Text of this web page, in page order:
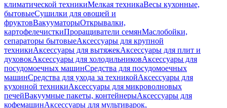
климатической техникиМелкая техникаВесы кухонные,
бытовыеСушилки для овощей и
фруктовВакууматорыОткрывалки,
картофелечисткиПроращиватели семянМаслобойки,
сепараторы бытовыеАксессуары для крупной
техникиАксессуары для вытяжекАксессуары для плит и
духовокАксессуары для холодильниковАксессуары для
посудомоечных машинСредства для посудомоечных
машинСредства для ухода за техникойАксессуары для
кухонной техникиАксессуары для микроволновых
печейВакуумные пакеты, контейнерыАксессуары для
кофемашинАксессуары для мультиварок,